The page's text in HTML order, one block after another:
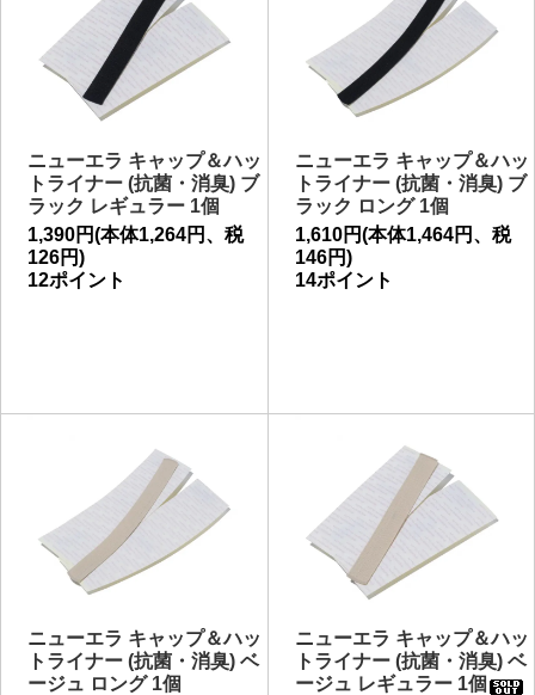
ニューエラ キャップ＆ハッ
トライナー (抗菌・消臭) ブ
ラック レギュラー 1個
1,390円(本体1,264円、税
126円)
12ポイント
ニューエラ キャップ＆ハッ
トライナー (抗菌・消臭) ブ
ラック ロング 1個
1,610円(本体1,464円、税
146円)
14ポイント
ニューエラ キャップ＆ハッ
トライナー (抗菌・消臭) ベ
ージュ ロング 1個
ニューエラ キャップ＆ハッ
トライナー (抗菌・消臭) ベ
ージュ レギュラー 1個